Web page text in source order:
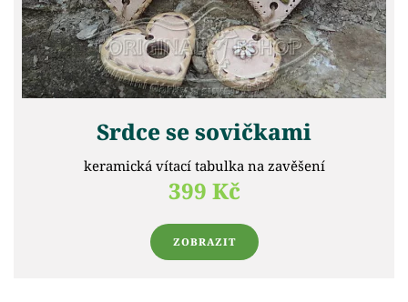
Srdce se sovičkami
keramická vítací tabulka na zavěšení
399 Kč
ZOBRAZIT